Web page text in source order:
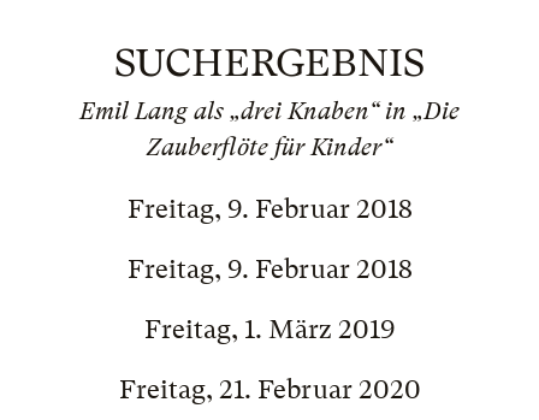
SUCHERGEBNIS
Emil Lang als „drei Knaben“ in „Die
Zauberflöte für Kinder“
Freitag, 9. Februar 2018
Freitag, 9. Februar 2018
Freitag, 1. März 2019
Freitag, 21. Februar 2020